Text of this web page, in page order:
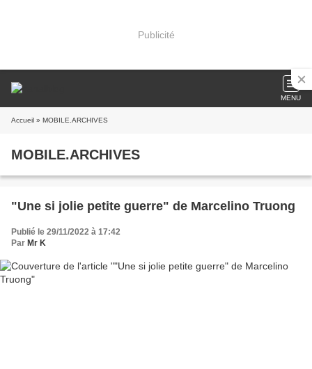
Publicité
MENU
Accueil » MOBILE.ARCHIVES
MOBILE.ARCHIVES
"Une si jolie petite guerre" de Marcelino Truong
Publié le 29/11/2022 à 17:42
Par Mr K